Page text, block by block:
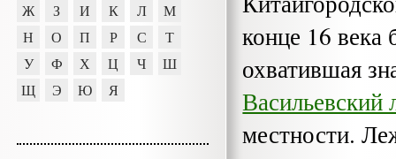
конце 16
охватившая
Васильевский
местности.
Ж
З И К Л
М
Н
О П Р С
Т
У
Ф Х Ц Ч
Ш
Щ
Э Ю Я